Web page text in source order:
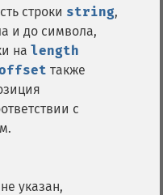
строки string,
и до символа,
на length
также
с
не указан,